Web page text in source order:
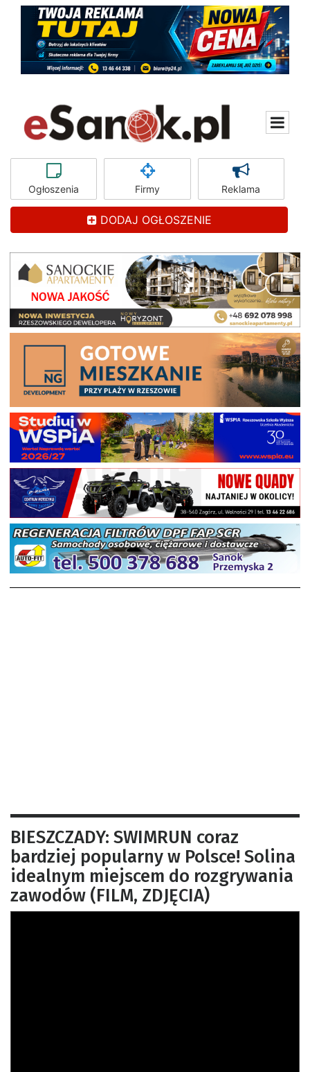
Ogłoszenia Firmy Reklama
DODAJ OGŁOSZENIE
BIESZCZADY: SWIMRUN coraz
bardziej popularny w Polsce! Solina
idealnym miejscem do rozgrywania
zawodów (FILM, ZDJĘCIA)